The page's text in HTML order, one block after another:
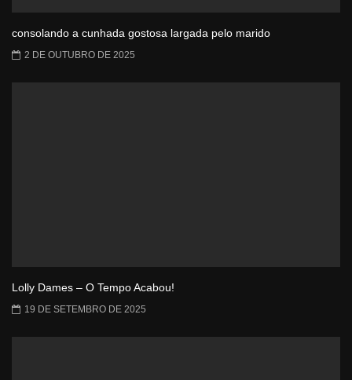
consolando a cunhada gostosa largada pelo marido
2 DE OUTUBRO DE 2025
Lolly Dames – O Tempo Acabou!
19 DE SETEMBRO DE 2025